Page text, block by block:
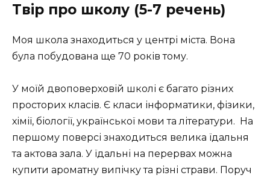
Твір про школу (5-7 речень)
Моя школа знаходиться у центрі міста. Вона
була побудована ще 70 років тому.
У моїй двоповерховій школі є багато різних
просторих класів. Є класи інформатики, фізики,
хімії, біології, української мови та літератури. На
першому поверсі знаходиться велика їдальня
та актова зала. У їдальні на перервах можна
купити ароматну випічку та різні страви. Поруч